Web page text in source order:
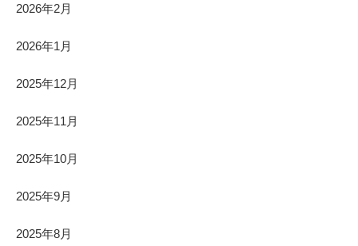
2026年2月
2026年1月
2025年12月
2025年11月
2025年10月
2025年9月
2025年8月